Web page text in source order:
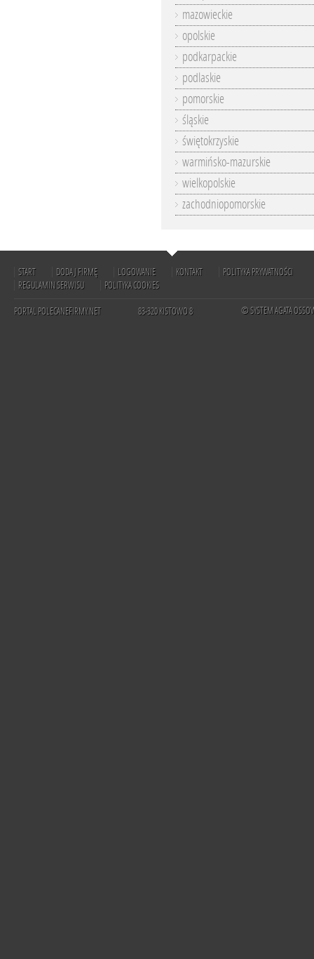
mazowieckie
opolskie
podkarpackie
podlaskie
pomorskie
śląskie
świętokrzyskie
warmińsko-mazurskie
wielkopolskie
zachodniopomorskie
START DODAJ FIRMĘ LOGOWANIE KONTAKT
POLITYKA PRYWATNOŚCI
REGULAMIN SERWISU
POLITYKA COOKIES
PORTAL POLECANEFIRMY.NET 83-320 KISTOWO 8 © SYSTEM AGATA